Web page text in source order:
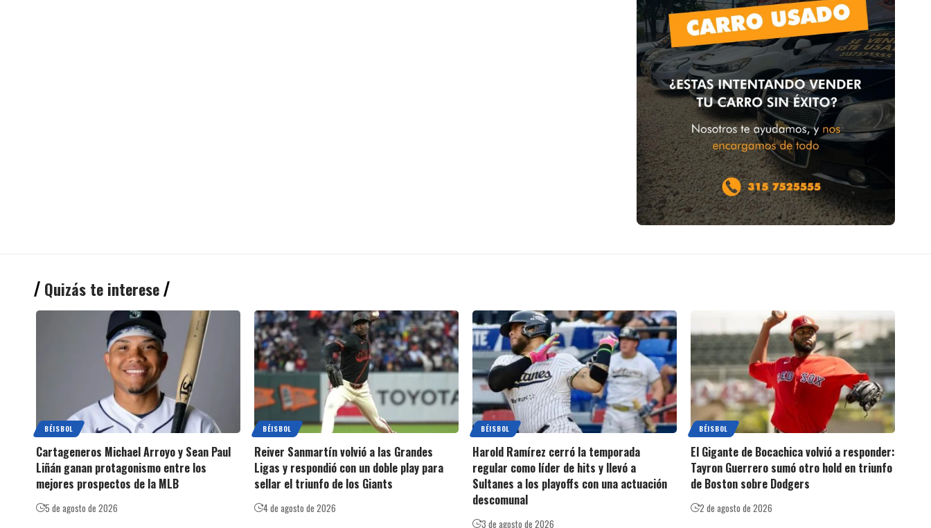
Quizás te interese
BÉISBOL
Cartageneros Michael Arroyo y Sean Paul
Liñán ganan protagonismo entre los
mejores prospectos de la MLB
5 de agosto de 2026
BÉISBOL
Reiver Sanmartín volvió a las Grandes
Ligas y respondió con un doble play para
sellar el triunfo de los Giants
4 de agosto de 2026
BÉISBOL
Harold Ramírez cerró la temporada
regular como líder de hits y llevó a
Sultanes a los playoffs con una actuación
descomunal
3 de agosto de 2026
BÉISBOL
El Gigante de Bocachica volvió a responder:
Tayron Guerrero sumó otro hold en triunfo
de Boston sobre Dodgers
2 de agosto de 2026